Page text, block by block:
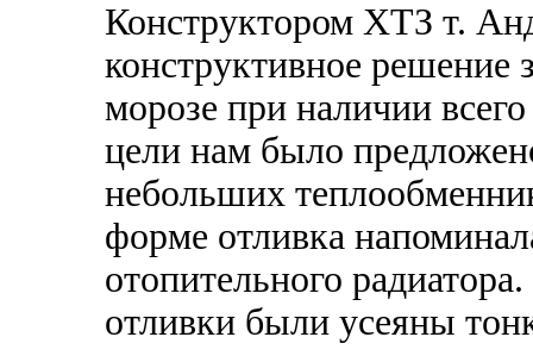
Конструктором ХТЗ т.
конструктивное решение
морозе при наличии
цели нам было
небольших
форме отливка
отопительного
отливки были усеяны